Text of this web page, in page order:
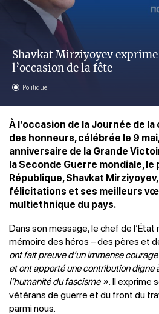
Shavkat Mirziyoyev
l’occasion de la fête
Politique
À l’occasion de la Journée de
des honneurs, célébrée le 9
anniversaire de la Grande
la Seconde Guerre mondiale, le
République, Shavkat
félicitations et ses meilleurs
multiethnique du pays.
Dans son message, le chef de l’État
mémoire des héros – des pères et
ont fait preuve d’un immense
et ont apporté une contribution digne
l’humanité du fascisme ».Il exprime
vétérans de guerre et du front du
parmi nous.